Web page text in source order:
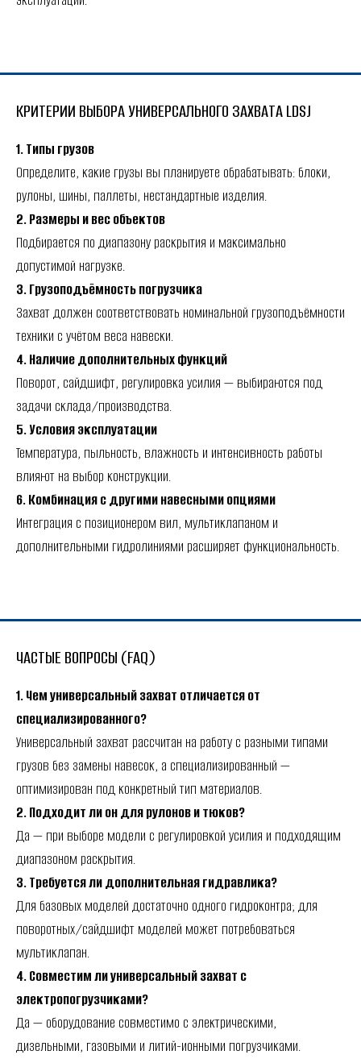
КРИТЕРИИ ВЫБОРА УНИВЕРСАЛЬНОГО ЗАХВАТА LDSJ
1. Типы грузов
Определите, какие грузы вы планируете обрабатывать: блоки,
рулоны, шины, паллеты, нестандартные изделия.
2. Размеры и вес объектов
Подбирается по диапазону раскрытия и максимально
допустимой нагрузке.
3. Грузоподъёмность погрузчика
Захват должен соответствовать номинальной грузоподъёмности
техники с учётом веса навески.
4. Наличие дополнительных функций
Поворот, сайдшифт, регулировка усилия — выбираются под
задачи склада/производства.
5. Условия эксплуатации
Температура, пыльность, влажность и интенсивность работы
влияют на выбор конструкции.
6. Комбинация с другими навесными опциями
Интеграция с позиционером вил, мультиклапаном и
дополнительными гидролиниями расширяет функциональность.
ЧАСТЫЕ ВОПРОСЫ (FAQ)
1. Чем универсальный захват отличается от
специализированного?
Универсальный захват рассчитан на работу с разными типами
грузов без замены навесок, а специализированный —
оптимизирован под конкретный тип материалов.
2. Подходит ли он для рулонов и тюков?
Да — при выборе модели с регулировкой усилия и подходящим
диапазоном раскрытия.
3. Требуется ли дополнительная гидравлика?
Для базовых моделей достаточно одного гидроконтра; для
поворотных/сайдшифт моделей может потребоваться
мультиклапан.
4. Совместим ли универсальный захват с
электропогрузчиками?
Да — оборудование совместимо с электрическими,
дизельными, газовыми и литий-ионными погрузчиками.